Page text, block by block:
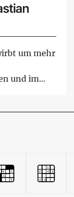
um mehr
und im